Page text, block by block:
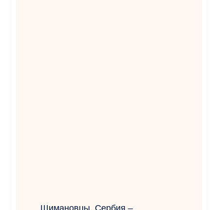
Шимановцы, Сербия –